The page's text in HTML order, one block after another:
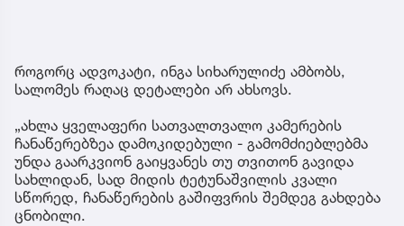
როგორც ადვოკატი, ინგა სიხარულიძე ამბობს,
სალომეს რაღაც დეტალები არ ახსოვს.
„ახლა ყველაფერი სათვალთვალო კამერების
ჩანაწერებზეა დამოკიდებული - გამომძიებლებმა
უნდა გაარკვიონ გაიყვანეს თუ თვითონ გავიდა
სახლიდან, სად მიდის ტეტუნაშვილის კვალი
სწორედ, ჩანაწერების გაშიფვრის შემდეგ გახდება
ცნობილი.